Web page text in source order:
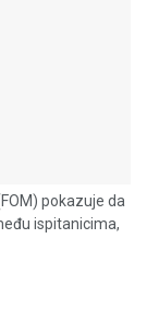
pokazuje da
ispitanicima,